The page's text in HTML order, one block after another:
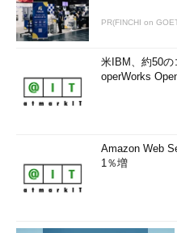
か？
Windows標準搭載の遠隔
が別モノになっていた！
これがあったら危ない
コロ変わるWindowsサー
Windows 10 2022
た範囲の新機能」って何？
PR(FINCHI on
米IBM、約50の
operWorks
Amazon Web
1％増